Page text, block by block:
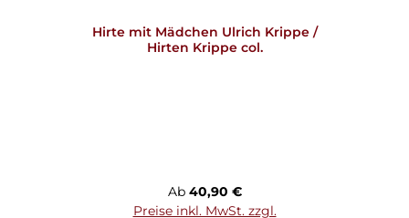
Hirte mit Mädchen Ulrich Krippe /
Hirten Krippe col.
Regulärer Preis:
Ab 40,90 €
Preise inkl. MwSt. zzgl.